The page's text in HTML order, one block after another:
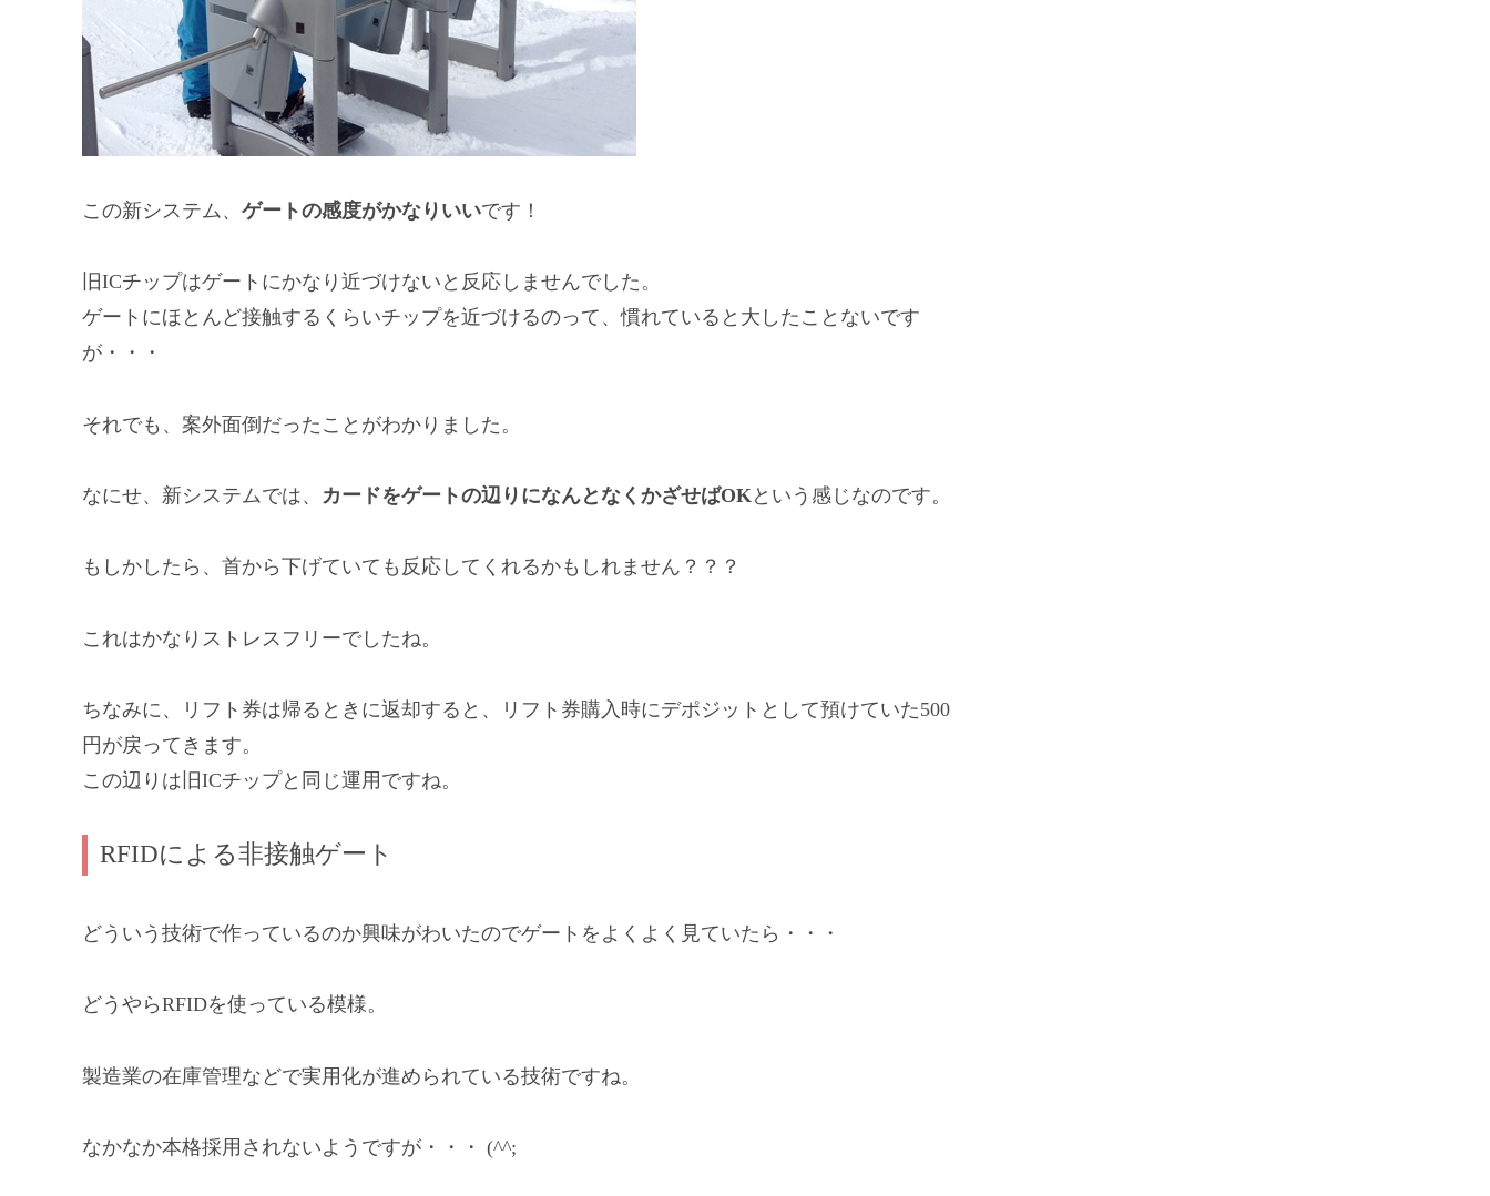
この新システム、 ゲートの感度がかなりいいです！
旧ICチップはゲートにかなり近づけないと反応しませんでした。
ゲートにほとんど接触するくらいチップを近づけるのって、慣れていると大したことないです
が・・・
それでも、案外面倒だったことがわかりました。
なにせ、新システムでは、 カードをゲートの辺りになんとなくかざせばOKという感じなのです。
もしかしたら、首から下げていても反応してくれるかもしれません？？？
これはかなりストレスフリーでしたね。
ちなみに、リフト券は帰るときに返却すると、リフト券購入時にデポジットとして預けていた500
円が戻ってきます。
この辺りは旧ICチップと同じ運用ですね。
RFIDによる非接触ゲート
どういう技術で作っているのか興味がわいたのでゲートをよくよく見ていたら・・・
どうやらRFIDを使っている模様。
製造業の在庫管理などで実用化が進められている技術ですね。
なかなか本格採用されないようですが・・・ (^^;